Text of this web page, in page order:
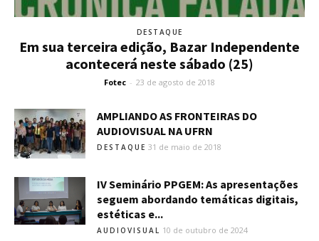
DESTAQUE
Em sua terceira edição, Bazar Independente
acontecerá neste sábado (25)
Fotec - 23 de agosto de 2018
AMPLIANDO AS FRONTEIRAS DO
AUDIOVISUAL NA UFRN
DESTAQUE 31 de maio de 2018
IV Seminário PPGEM: As apresentações
seguem abordando temáticas digitais,
estéticas e...
AUDIOVISUAL 10 de outubro de 2024